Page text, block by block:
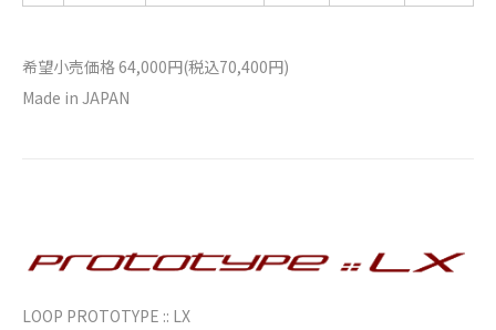
希望小売価格 64,000円(税込70,400円)
Made in JAPAN
LOOP PROTOTYPE :: LX